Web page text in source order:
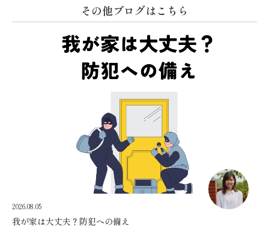
その他ブログはこちら
2026.08.05
我が家は大丈夫？防犯への備え